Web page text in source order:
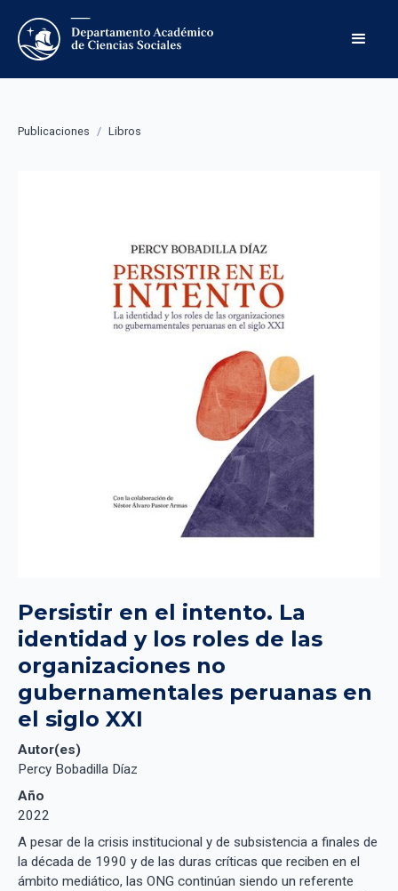
Publicaciones / Libros
Persistir en el intento. La
identidad y los roles de las
organizaciones no
gubernamentales peruanas en
el siglo XXI
Autor(es)
Percy Bobadilla Díaz
Año
2022
A pesar de la crisis institucional y de subsistencia a finales de
la década de 1990 y de las duras críticas que reciben en el
ámbito mediático, las ONG continúan siendo un referente